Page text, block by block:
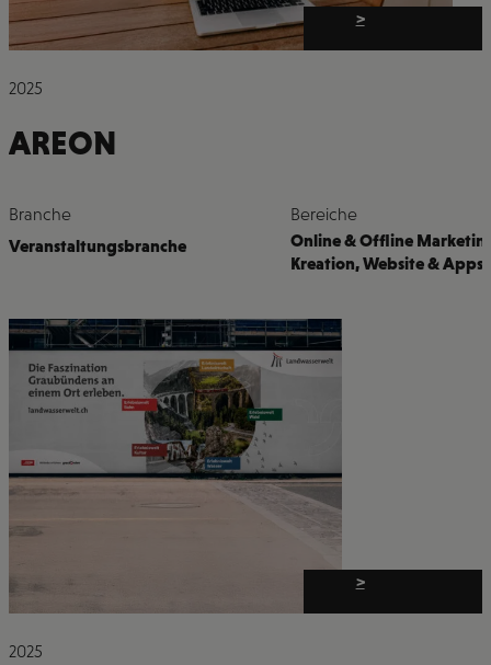
>
2025
AREON
Branche
Veranstaltungsbranche
Bereiche
Online & Offline
Kreation,Website & Apps
>
2025